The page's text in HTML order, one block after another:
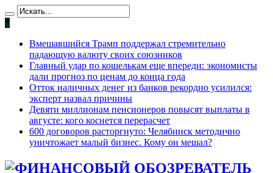
*
Вмешавшийся Трамп поддержал стремительно
падающую валюту своих союзников
Главный удар по кошелькам еще впереди: экономисты
дали прогноз по ценам до конца года
Отток наличных денег из банков рекордно усилился:
эксперт назвал причины
Девяти миллионам пенсионеров повысят выплаты в
августе: кого коснется перерасчет
600 договоров расторгнуто: Челябинск методично
уничтожает малый бизнес. Кому он мешал?